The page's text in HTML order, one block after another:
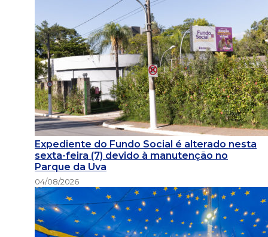
Expediente do Fundo Social é alterado nesta
sexta-feira (7) devido à manutenção no
Parque da Uva
04/08/2026